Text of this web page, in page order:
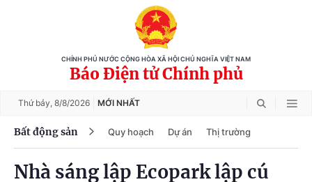
CHÍNH PHỦ NƯỚC CỘNG HÒA XÃ HỘI CHỦ NGHĨA VIỆT NAM
Báo Điện tử Chính phủ
Thứ bảy, 8/8/2026 MỚI NHẤT
Bất động sản Quy hoạch Dự án Thị trường
Nhà sáng lập Ecopark lập cú